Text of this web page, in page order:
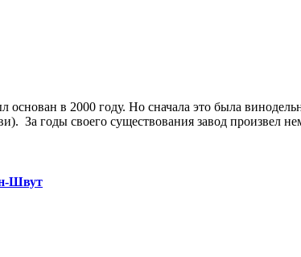
в 2000 году. Но сначала это была
За годы своего существования завод произвел
Швут